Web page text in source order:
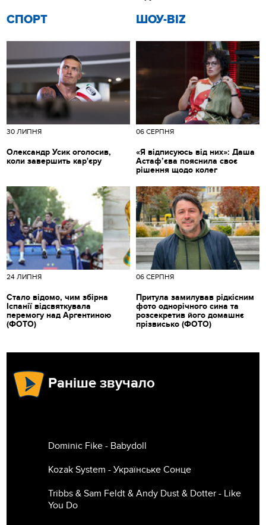
СПОРТ
30 ЛИПНЯ
Олександр Усик оголосив,
коли завершить кар'єру
ШОУ-BIZ
06 СЕРПНЯ
«Я відписуюсь від них»: Даша
Астаф’єва пояснила своє
рішення щодо колег
24 ЛИПНЯ
Стало відомо, чим збірна
Іспанії відсвяткувала
перемогу над Аргентиною
(ФОТО)
06 СЕРПНЯ
Притула замилував рідкісним
фото однорічного сина та
розсекретив його домашнє
прізвисько (ФОТО)
Раніше звучало
Dominic Fike - Babydoll
Kozak System - Українське Сонце
Tribbs & Sam Feldt & Andy Dust & Dotter - Like
You Do